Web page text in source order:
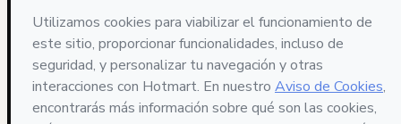
de Hotmarty (iii) soy mayor de edad o autorizado y acompañado por
un tutor legal.
Más información sobre tu compra aquí.
Hotmart ©2026- Todos los derechos reservados